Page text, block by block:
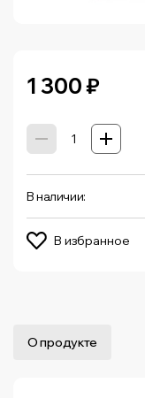
1 300₽
В наличии:
В избранное
О продукте